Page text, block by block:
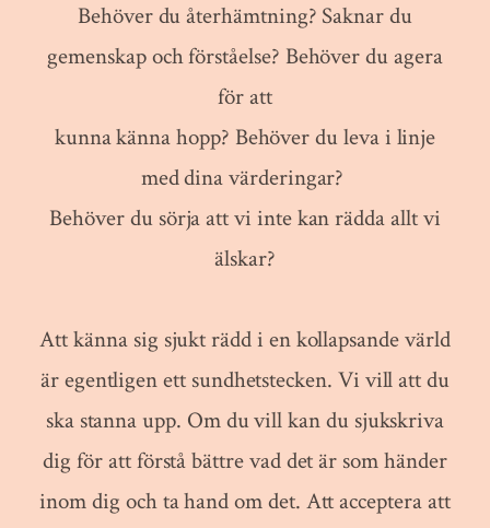
Behöver du återhämtning? Saknar du
gemenskap och förståelse? Behöver du agera
för att
kunna känna hopp? Behöver du leva i linje
med dina värderingar?
Behöver du sörja att vi inte kan rädda allt vi
älskar?
Att känna sig sjukt rädd i en kollapsande värld
är egentligen ett sundhetstecken. Vi vill att du
ska stanna upp. Om du vill kan du sjukskriva
dig för att förstå bättre vad det är som händer
inom dig och ta hand om det. Att acceptera att